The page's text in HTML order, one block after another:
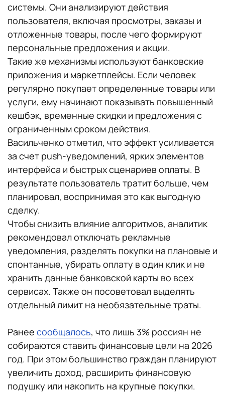
системы. Они анализируют действия
пользователя, включая просмотры, заказы и
отложенные товары, после чего формируют
персональные предложения и акции.
Такие же механизмы используют банковские
приложения и маркетплейсы. Если человек
регулярно покупает определенные товары или
услуги, ему начинают показывать повышенный
кешбэк, временные скидки и предложения с
ограниченным сроком действия.
Васильченко отметил, что эффект усиливается
за счет push-уведомлений, ярких элементов
интерфейса и быстрых сценариев оплаты. В
результате пользователь тратит больше, чем
планировал, воспринимая это как выгодную
сделку.
Чтобы снизить влияние алгоритмов, аналитик
рекомендовал отключать рекламные
уведомления, разделять покупки на плановые и
спонтанные, убирать оплату в один клик и не
хранить данные банковской карты во всех
сервисах. Также он посоветовал выделять
отдельный лимит на необязательные траты.
Ранее сообщалось, что лишь 3% россиян не
собираются ставить финансовые цели на 2026
год. При этом большинство граждан планируют
увеличить доход, расширить финансовую
подушку или накопить на крупные покупки.